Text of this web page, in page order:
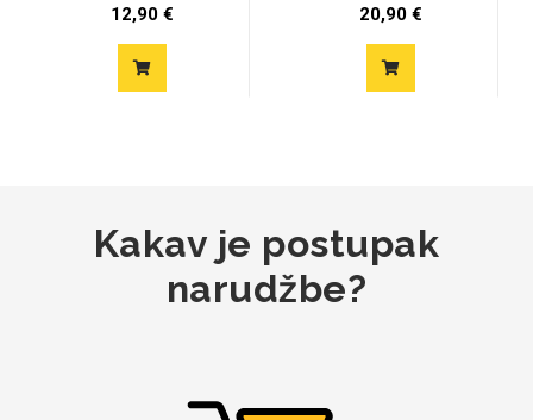
12,90 €
crni...
20,90 €
Kakav je postupak
narudžbe?